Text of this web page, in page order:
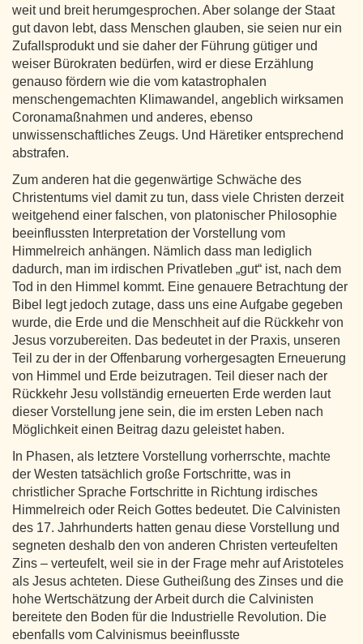
weit und breit herumgesprochen. Aber solange der Staat
gut davon lebt, dass Menschen glauben, sie seien nur ein
Zufallsprodukt und sie daher der Führung gütiger und
weiser Bürokraten bedürfen, wird er diese Erzählung
genauso fördern wie die vom katastrophalen
menschengemachten Klimawandel, angeblich wirksamen
Coronamaßnahmen und anderes, ebenso
unwissenschaftliches Zeugs. Und Häretiker entsprechend
abstrafen.
Zum anderen hat die gegenwärtige Schwäche des
Christentums viel damit zu tun, dass viele Christen derzeit
weitgehend einer falschen, von platonischer Philosophie
beeinflussten Interpretation der Vorstellung vom
Himmelreich anhängen. Nämlich dass man lediglich
dadurch, man im irdischen Privatleben „gut“ ist, nach dem
Tod in den Himmel kommt. Eine genauere Betrachtung der
Bibel legt jedoch zutage, dass uns eine Aufgabe gegeben
wurde, die Erde und die Menschheit auf die Rückkehr von
Jesus vorzubereiten. Das bedeutet in der Praxis, unseren
Teil zu der in der Offenbarung vorhergesagten Erneuerung
von Himmel und Erde beizutragen. Teil dieser nach der
Rückkehr Jesu vollständig erneuerten Erde werden laut
dieser Vorstellung jene sein, die im ersten Leben nach
Möglichkeit einen Beitrag dazu geleistet haben.
In Phasen, als letztere Vorstellung vorherrschte, machte
der Westen tatsächlich große Fortschritte, was in
christlicher Sprache Fortschritte in Richtung irdisches
Himmelreich oder Reich Gottes bedeutet. Die Calvinisten
des 17. Jahrhunderts hatten genau diese Vorstellung und
segneten deshalb den von anderen Christen verteufelten
Zins – verteufelt, weil sie in der Frage mehr auf Aristoteles
als Jesus achteten. Diese Gutheißung des Zinses und die
hohe Wertschätzung der Arbeit durch die Calvinisten
bereitete den Boden für die Industrielle Revolution. Die
ebenfalls vom Calvinismus beeinflusste